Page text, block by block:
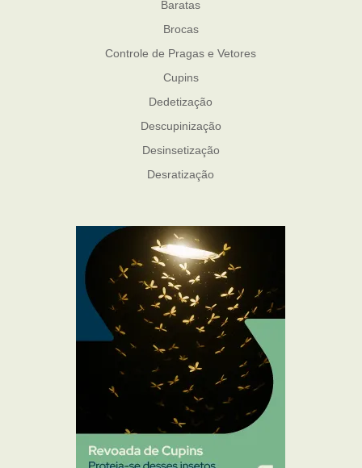
Baratas
Brocas
Controle de Pragas e Vetores
Cupins
Dedetização
Descupinização
Desinsetização
Desratização
Mosquito Mist
Mosquitos
Percevejo de Cama
Pulgas e Carrapatos
Ratos
Sanitização
Traças